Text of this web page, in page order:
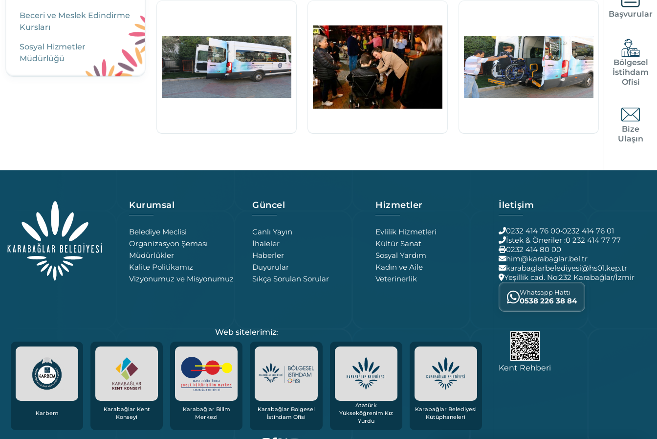
Beceri ve Meslek Edindirme
Kursları
Sosyal Hizmetler
Müdürlüğü
Başvurular
Bölgesel
İstihdam
Ofisi
Bize
Ulaşın
Kurumsal
Belediye Meclisi
Organizasyon Şeması
Müdürlükler
Kalite Politikamız
Vizyonumuz ve Misyonumuz
Güncel
Canlı Yayın
İhaleler
Haberler
Duyurular
Sıkça Sorulan Sorular
Hizmetler
Evlilik Hizmetleri
Kültür Sanat
Sosyal Yardım
Kadın ve Aile
Veterinerlik
Web sitelerimiz:
Karbem
Karabağlar Kent
Konseyi
Karabağlar Bilim
Merkezi
Karabağlar Bölgesel
İstihdam Ofisi
Atatürk
Yükseköğrenim Kız
Yurdu
Karabağlar Belediyesi
Kütüphaneleri
İletişim
0232 414 76 00•0232 414 76 01
İstek & Öneriler :0 232 414 77 77
0232 414 80 00
him@karabaglar.bel.tr
karabaglarbelediyesi@hs01.kep.tr
Yeşillik cad. No:232 Karabağlar/İzmir
Whatsapp Hattı
0538 226 38 84
Kent Rehberi